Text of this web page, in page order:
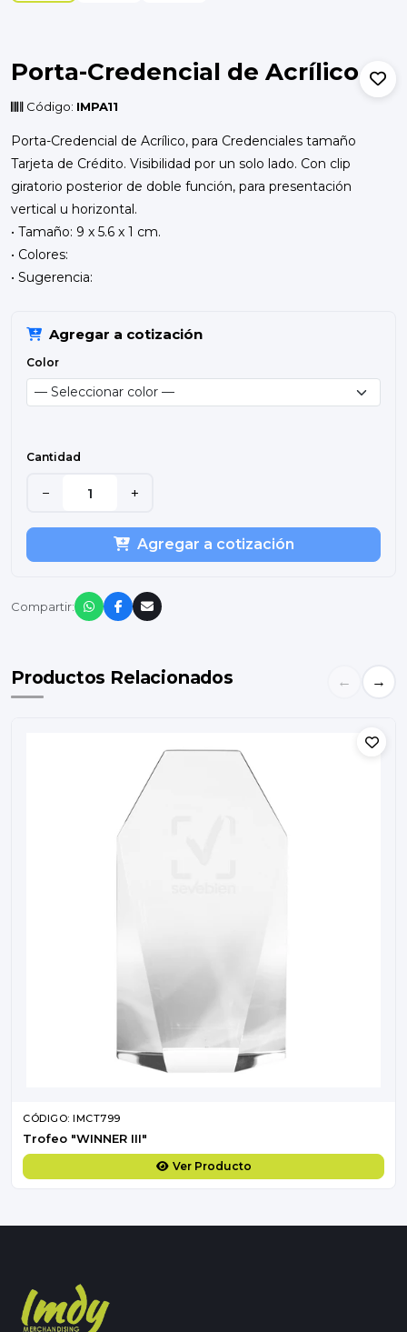
Porta-Credencial de Acrílico
Código: IMPA11
Porta-Credencial de Acrílico, para Credenciales tamaño
Tarjeta de Crédito. Visibilidad por un solo lado. Con clip
giratorio posterior de doble función, para presentación
vertical u horizontal.
• Tamaño: 9 x 5.6 x 1 cm.
• Colores:
• Sugerencia:
Agregar a cotización
Color
Cantidad
− +
Agregar a cotización
Compartir:
Productos Relacionados ← →
CÓDIGO: IMCT799
Trofeo "WINNER III"
Ver Producto